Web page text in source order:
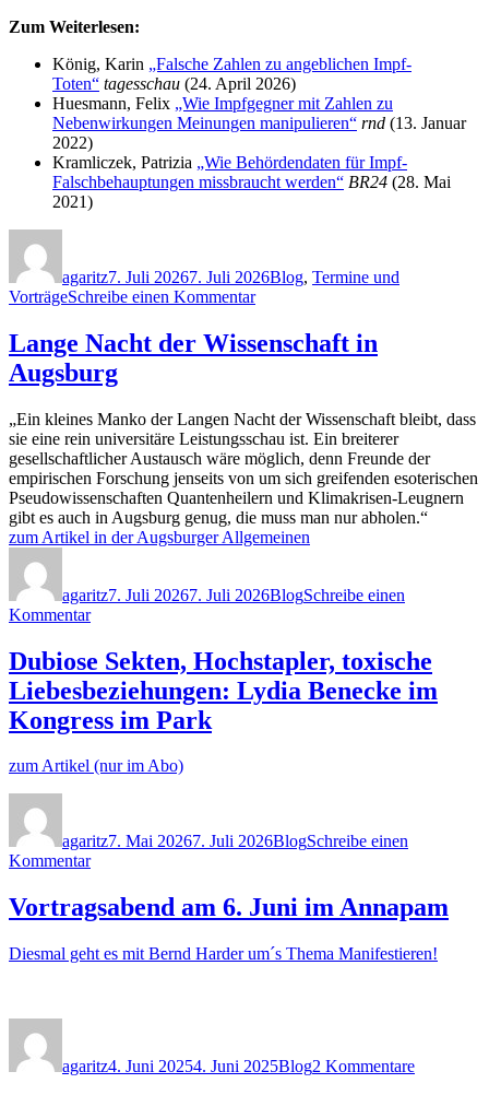
Zum Weiterlesen:
König, Karin „Falsche Zahlen zu angeblichen Impf-
Toten“ tagesschau (24. April 2026)
Huesmann, Felix „Wie Impfgegner mit Zahlen zu
Nebenwirkungen Meinungen manipulieren“ rnd (13. Januar
2022)
Kramliczek, Patrizia „Wie Behördendaten für Impf-
Falschbehauptungen missbraucht werden“ BR24 (28. Mai
2021)
agaritz7. Juli 20267. Juli 2026Blog, Termine und
VorträgeSchreibe einen Kommentarzu
Augsburg
in
Schwurbel-
Schwindeleien
mit
Zahlen
sicher
entlarven
Lange Nacht der Wissenschaft in
Augsburg
„Ein kleines Manko der Langen Nacht der Wissenschaft bleibt, dass
sie eine rein universitäre Leistungsschau ist. Ein breiterer
gesellschaftlicher Austausch wäre möglich, denn Freunde der
empirischen Forschung jenseits von um sich greifenden esoterischen
Pseudowissenschaften Quantenheilern und Klimakrisen-Leugnern
gibt es auch in Augsburg genug, die muss man nur abholen.“
zum Artikel in der Augsburger Allgemeinen
agaritz7. Juli 20267. Juli 2026BlogSchreibe einen
Kommentarzu
Nacht
der
Wissenschaft
Augsburg
Dubiose Sekten, Hochstapler, toxische
Liebesbeziehungen: Lydia Benecke im
Kongress im Park
zum Artikel (nur im Abo)
agaritz7. Mai 20267. Juli 2026BlogSchreibe einen
Kommentarzu
Sekten,
Hochstapler,
Liebesbeziehungen:
im
Park
Vortragsabend am 6. Juni im Annapam
Diesmal geht es mit Bernd Harder um´s Thema Manifestieren!
agaritz4. Juni 20254. Juni 2025Blog2 Kommentaream